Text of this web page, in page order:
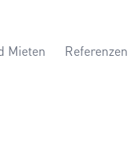
Mieten Referenzen